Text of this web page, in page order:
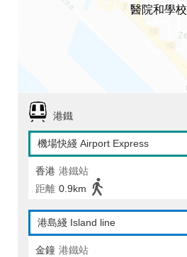
醫院和學校
港鐵
機場快綫 Airport Express
香港 港鐵站
距離 0.9km
港島綫 Island line
金鐘 港鐵站